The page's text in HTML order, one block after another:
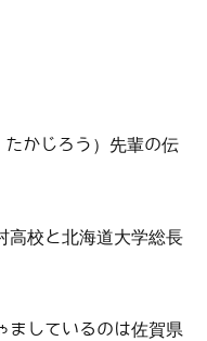
かじろう）先輩の伝
高校と北海道大学総長
ましているのは佐賀県